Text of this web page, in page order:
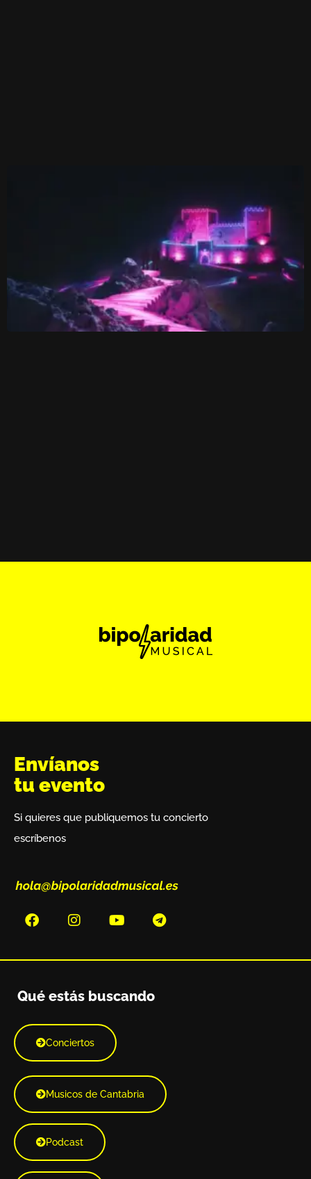
Envíanos
tu evento
Si quieres que publiquemos tu concierto
escríbenos
Qué estás buscando
Conciertos
Musicos de Cantabria
Podcast